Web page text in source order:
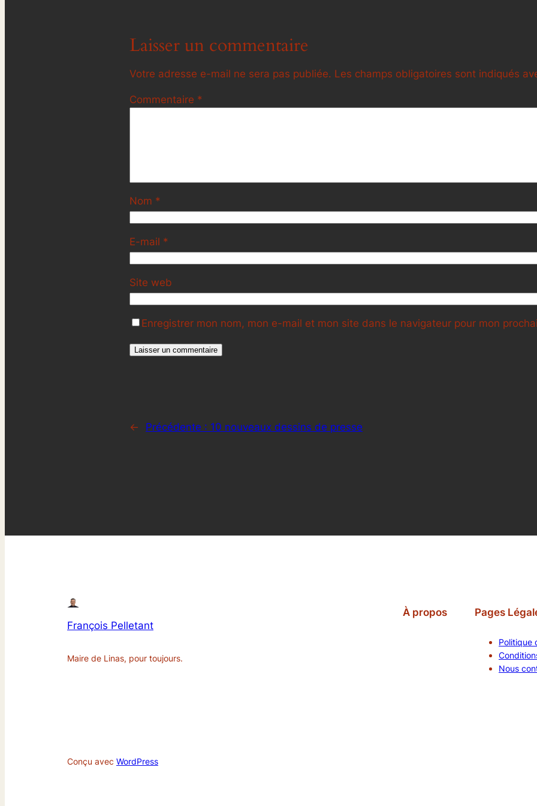
Laisser un commentaire
Votre adresse e-mail ne sera pas publiée. Les champs obligatoires sont indiqués
Commentaire *
Nom *
E-mail *
Site web
Enregistrer mon nom, mon e-mail et mon site dans le navigateur pour mon
← Précédente : 10 nouveaux dessins de presse
François Pelletant
Maire de Linas, pour toujours.
À propos Pages
Politique
Nous
Conçu avec WordPress